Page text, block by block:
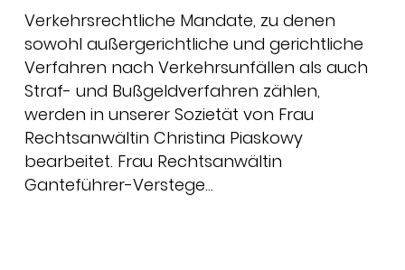
Verkehrsrechtliche Mandate, zu denen
sowohl außergerichtliche und gerichtliche
Verfahren nach Verkehrsunfällen als auch
Straf- und Bußgeldverfahren zählen,
werden in unserer Sozietät von Frau
Rechtsanwältin Christina Piaskowy
bearbeitet. Frau Rechtsanwältin
Ganteführer-Verstege…